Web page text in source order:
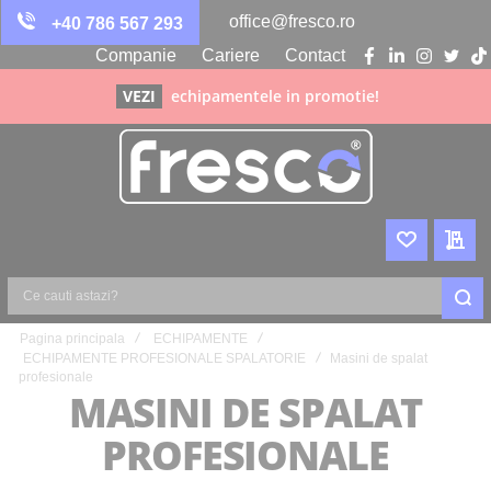
+40 786 567 293
office@fresco.ro
Companie
Cariere Contact
facebook
linkedin
VEZI echipamentele in promotie!
WISHLIST
Ce
cauti
astazi?
Pagina principala
ECHIPAMENTE
ECHIPAMENTE PROFESIONALE SPALATORIE
Masini de spalat
profesionale
MASINI DE SPALAT
PROFESIONALE